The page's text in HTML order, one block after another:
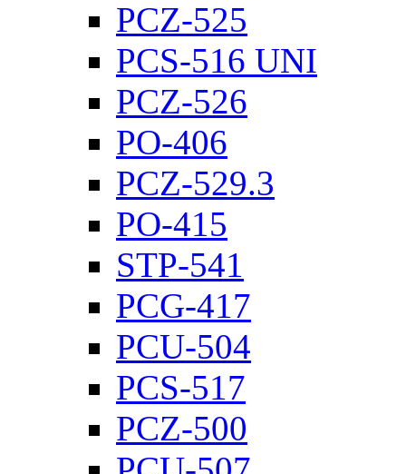
PCZ-525
PCS-516 UNI
PCZ-526
PO-406
PCZ-529.3
PO-415
STP-541
PCG-417
PCU-504
PCS-517
PCZ-500